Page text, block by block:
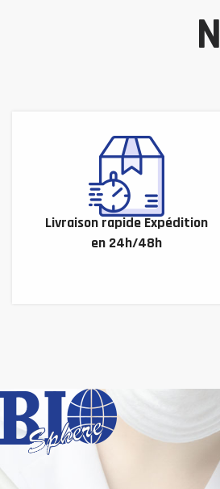
Livraison rapide Expédition
en 24h/48h